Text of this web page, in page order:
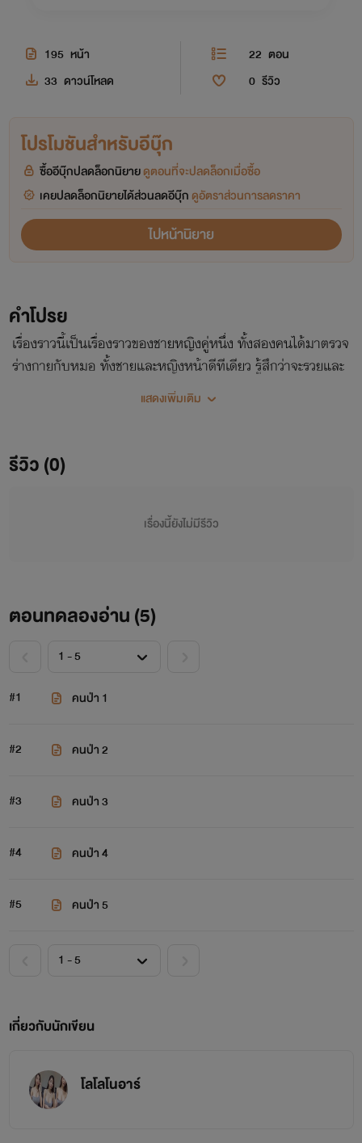
195 หน้า 22 ตอน
33 ดาวน์โหลด 0 รีวิว
โปรโมชันสำหรับอีบุ๊ก
ซื้ออีบุ๊กปลดล็อกนิยายดูตอนที่จะปลดล็อกเมื่อซื้อ
เคยปลดล็อกนิยายได้ส่วนลดอีบุ๊ก ดูอัตราส่วนการลดราคา
ไปหน้านิยาย
คำโปรย
เรื่องราวนี้เป็นเรื่องราวของชายหญิงคู่หนึ่ง ทั้งสองคนได้มาตรวจ
ร่างกายกับหมอ ทั้งชายและหญิงหน้าดีทีเดียว รู้สึกว่าจะรวยและ
อยู่ในแวดวงที่เขาเรียกกันว่าไฮโซ ผมก็ต้องถามหาสาเหตุเพื่อจะ
ค่อยๆพูดเอาทางวิชาการเข้ามา ถ้าหมอไม่รู้สาเหตุหมอจะตรวจ
จะรักษาได้ละเอียดอย่างไรหละ ถ้าเกิดตรวจรักษาไปถ้าผิดพลาด
เลยยอมที่จะบอกสาเหตุที่ทำให้ต้องมาตรวจร
แสดงเพิ่มเติม
รีวิว (0)
เรื่องนี้ยังไม่มีรีวิว
ตอนทดลองอ่าน (5)
#1 คนป่า 1
#2 คนป่า 2
#3 คนป่า 3
#4 คนป่า 4
#5 คนป่า 5
เกี่ยวกับนักเขียน
โลโลโนอาร์